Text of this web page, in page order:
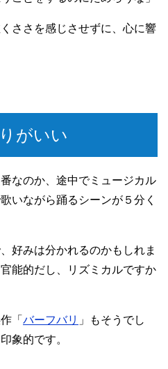
ささを感じさせずに、心に響
がいい
なのか、途中でミュージカル
いながら踊るシーンが５分く
好みは分かれるのかもしれま
能的だし、リズミカルですか
「 バーフバリ 」もそうでし
象的です。